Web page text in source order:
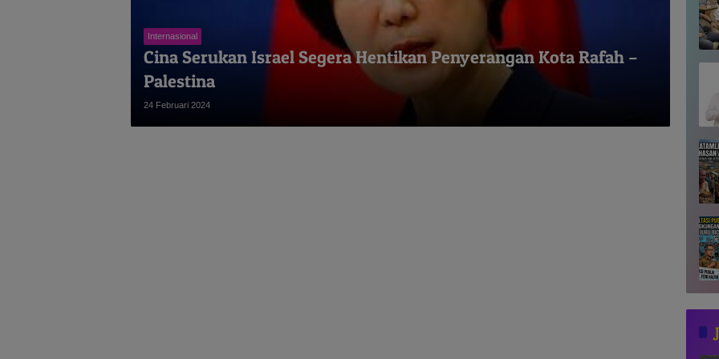
Internasional
Cina Serukan Israel Segera Hentikan Penyerangan Kota Rafah –
Palestina
24 Februari 2024